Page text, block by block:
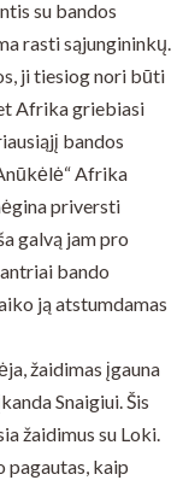
su bandos
rasti sąjungininkų.
ji tiesiog nori būti
Afrika griebiasi
bandos
Afrika
priversti
galvą jam pro
bando
ją atstumdamas
žaidimas įgauna
Snaigiui. Šis
žaidimus su Loki.
pagautas, kaip